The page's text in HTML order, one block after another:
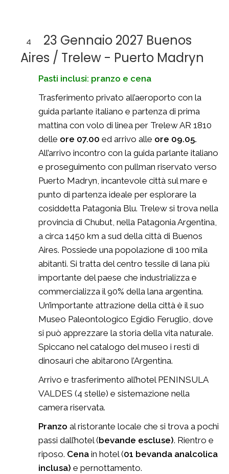
4
23 Gennaio 2027 Buenos
Aires / Trelew - Puerto Madryn
Pasti inclusi: pranzo e cena
Trasferimento privato all’aeroporto con la
guida parlante italiano e partenza di prima
mattina con volo di linea per Trelew AR 1810
delle ore 07.00 ed arrivo alle ore 09.05.
All’arrivo incontro con la guida parlante italiano
e proseguimento con pullman riservato verso
Puerto Madryn, incantevole città sul mare e
punto di partenza ideale per esplorare la
cosiddetta Patagonia Blu. Trelew si trova nella
provincia di Chubut, nella Patagonia Argentina,
a circa 1450 km a sud della città di Buenos
Aires. Possiede una popolazione di 100 mila
abitanti. Si tratta del centro tessile di lana più
importante del paese che industrializza e
commercializza il 90% della lana argentina.
Un’importante attrazione della città è il suo
Museo Paleontologico Egidio Feruglio, dove
si può apprezzare la storia della vita naturale.
Spiccano nel catalogo del museo i resti di
dinosauri che abitarono l’Argentina.
Arrivo e trasferimento all’hotel PENINSULA
VALDES (4 stelle) e sistemazione nella
camera riservata.
Pranzo al ristorante locale che si trova a pochi
passi dall’hotel (bevande escluse). Rientro e
riposo. Cena in hotel (01 bevanda analcolica
inclusa) e pernottamento.